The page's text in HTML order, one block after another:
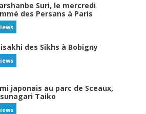
Suri, le mercredi
des Persans à Paris
des Sikhs à Bobigny
japonais au parc de Sceaux,
Taiko